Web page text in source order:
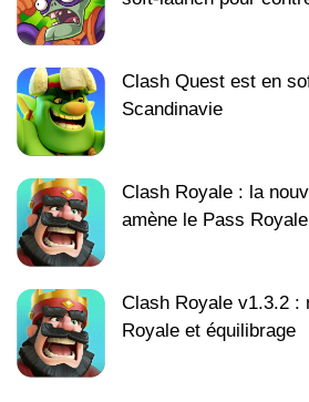
Clash Quest est en
Scandinavie
Clash Royale : la
amène le Pass Royale
Clash Royale v1.3.2 :
Royale et équilibrage